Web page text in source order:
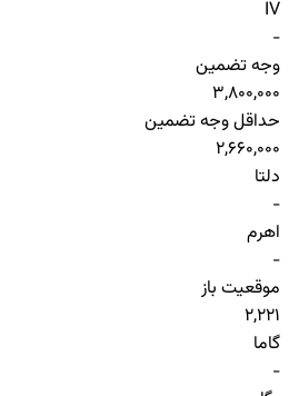
IV
-
وجه تضمین
3,800,000
حداقل وجه تضمین
2,660,000
دلتا
-
اهرم
-
موقعیت باز
2,221
گاما
-